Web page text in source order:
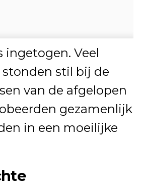
ingetogen. Veel
stil bij de
van de afgelopen
gezamenlijk
in een moeilijke